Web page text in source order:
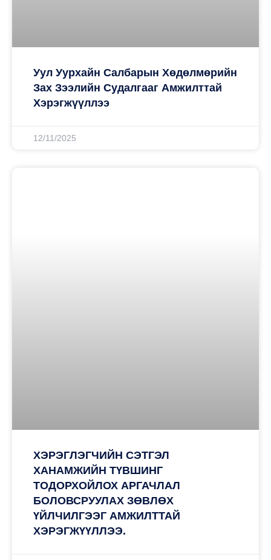
Уул Уурхайн Салбарын Хөдөлмөрийн
Зах Зээлийн Судалгааг Амжилттай
Хэрэгжүүллээ
12/11/2025
ХЭРЭГЛЭГЧИЙН СЭТГЭЛ
ХАНАМЖИЙН ТҮВШИНГ
ТОДОРХОЙЛОХ АРГАЧЛАЛ
БОЛОВСРУУЛАХ ЗӨВЛӨХ
ҮЙЛЧИЛГЭЭГ АМЖИЛТТАЙ
ХЭРЭГЖҮҮЛЛЭЭ.